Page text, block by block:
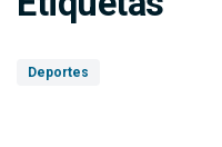
Deportes